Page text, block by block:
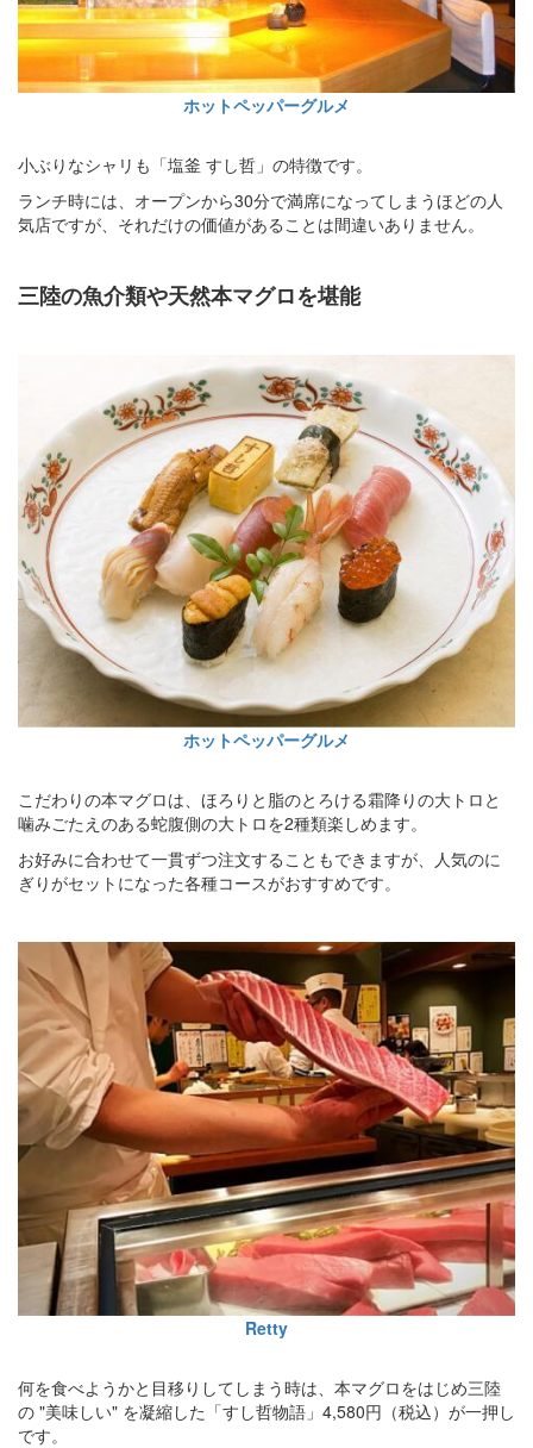
ホットペッパーグルメ
小ぶりなシャリも「塩釜 すし哲」の特徴です。
ランチ時には、オープンから30分で満席になってしまうほどの人
気店ですが、それだけの価値があることは間違いありません。
三陸の魚介類や天然本マグロを堪能
ホットペッパーグルメ
こだわりの本マグロは、ほろりと脂のとろける霜降りの大トロと
噛みごたえのある蛇腹側の大トロを2種類楽しめます。
お好みに合わせて一貫ずつ注文することもできますが、人気のに
ぎりがセットになった各種コースがおすすめです。
Retty
何を食べようかと目移りしてしまう時は、本マグロをはじめ三陸
の "美味しい" を凝縮した「すし哲物語」4,580円（税込）が一押し
です。